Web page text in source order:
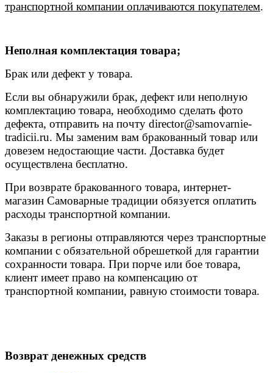
транспортной компании оплачиваются покупателем.
Неполная комплектация товара;
Брак или дефект у товара.
Если вы обнаружили брак, дефект или неполную
комплектацию товара, необходимо сделать фото
дефекта, отправить на почту director@samovarnie-
tradicii.ru. Мы заменим вам бракованный товар или
довезем недостающие части. Доставка будет
осуществлена бесплатно.
При возврате бракованного товара, интернет-
магазин Самоварные традиции обязуется оплатить
расходы транспортной компании.
Заказы в регионы отправляются через транспортные
компании с обязательной обрешеткой для гарантии
сохранности товара. При порче или бое товара,
клиент имеет право на компенсацию от
транспортной компании, равную стоимости товара.
Возврат денежных средств